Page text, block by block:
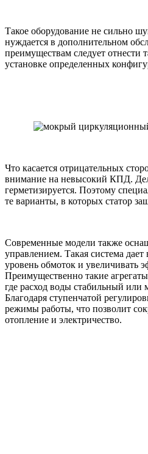
Такое оборудование не сильно
нуждается в дополнительном
преимуществам следует отнести
установке определенных
Что касается отрицательных
внимание на невысокий КПД.
герметизируется. Поэтому
те варианты, в которых статор
Современные модели также
управлением. Такая система
уровень обмоток и увеличивать
Преимущественно такие
где расход воды стабильный или
Благодаря ступенчатой
режимы работы, что позволит
отопление и электричество.